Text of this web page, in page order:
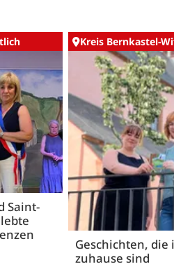
Saint-
Kreis Bernkastel-
Geschichten, die
zuhause sind